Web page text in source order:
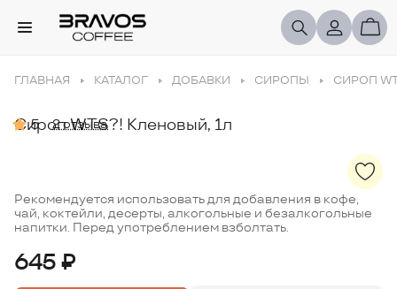
ГЛАВНАЯ КАТАЛОГ ДОБАВКИ СИРОПЫ СИРОП
Сироп WTS?! Кленовый, 1л
5 2 отзыва
Рекомендуется использовать для добавления в кофе,
чай, коктейли, десерты, алкогольные и безалкогольные
напитки. Перед употреблением взболтать.
645 ₽